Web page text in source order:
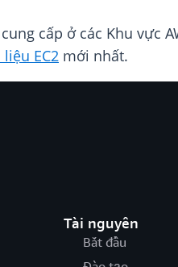
cấp ở các Khu vực
liệu EC2 mới nhất.
Tài nguyên
Bắt đầu